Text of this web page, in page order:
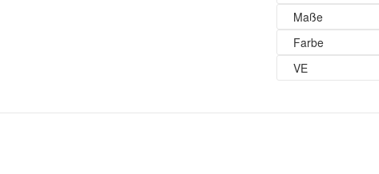
Maße
Farbe
VE